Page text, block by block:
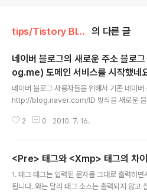
tips/Tistory Blog 의 다른 글
네이버 블로그의 새로운 주소 블로그
og.me) 도메인 서비스를 시작했네
네이버 블로그 사용자들을 위해서 기존 네이버
http://blog.naver.com/ID 방식을 새로운 블
식으로 변경 할 수 있는 서비스를 오픈 하였습니
가장 앞쪽으로 나오기 때문에 나만의 블로그라
들기도 할 것 같네요. 기존에 이용하던 네이버
방식 (http://blog.naver.com/id) 보다 블로
2 0 2010. 7. 16.
<Pre> 태그와 <Xmp> 태그의 차
1. 태그 태그는 입력된 문자를 그대로 출력하면
됩니다. 와는 달리 태그 소스는 출력되지 않고